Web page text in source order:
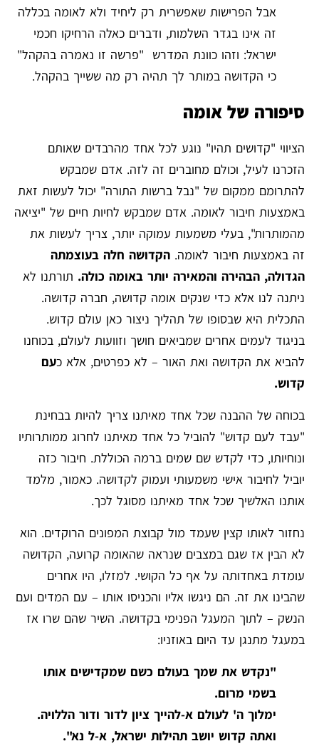
אבל הפרישות שאפשרית רק ליחיד ולא לאומה בכללה
זה אינו בגדר השלמות, ודברים כאלה הרחיקו חכמי
ישראל: וזהו כוונת המדרש "פרשה זו נאמרה בהקהל"
כי הקדושה במותר לך תהיה רק מה ששייך בהקהל.
סיפורה של אומה
הציווי "קדושים תהיו" נוגע לכל אחד מהרבדים שאותם
הזכרנו לעיל, וכולם מחוברים זה לזה. אדם שמבקש
להתרומם ממקום של "נבל ברשות התורה" יכול לעשות זאת
באמצעות חיבור לאומה. אדם שמבקש לחיות חיים של "יציאה
מהמותרות", בעלי משמעות עמוקה יותר, צריך לעשות את
זה באמצעות חיבור לאומה. הקדושה חלה בעוצמתה
הגדולה, הבהירה והמאירה יותר באומה כולה. תורתנו לא
ניתנה לנו אלא כדי שנקים אומה קדושה, חברה קדושה.
התכלית היא שבסופו של תהליך ניצור כאן עולם קדוש.
בניגוד לעמים אחרים שמביאים חושך וזוועות לעולם, בכוחנו
להביא את הקדושה ואת האור – לא כפרטים, אלא כעם
קדוש.
בכוחה של ההבנה שכל אחד מאיתנו צריך להיות בבחינת
"עבד לעם קדוש" להוביל כל אחד מאיתנו לחרוג ממותרותיו
ונוחיותו, כדי לקדש שם שמים ברמה הכוללת. חיבור כזה
יוביל לחיבור אישי משמעותי ועמוק לקדושה. כאמור, מלמד
אותנו האלשיך שכל אחד מאיתנו מסוגל לכך.
נחזור לאותו קצין שעמד מול קבוצת המפונים הרוקדים. הוא
לא הבין אז שגם במצבים שנראה שהאומה קרועה, הקדושה
עומדת באחדותה על אף כל הקושי. למזלו, היו אחרים
שהבינו את זה. הם ניגשו אליו והכניסו אותו – עם המדים ועם
הנשק – לתוך המעגל הפנימי בקדושה. השיר שהם שרו אז
במעגל מתנגן עד היום באוזניו:
"נקדש את שמך בעולם כשם שמקדישים אותו
בשמי מרום.
ימלוך ה' לעולם א-להייך ציון לדור ודור הללויה.
ואתה קדוש יושב תהילות ישראל, א-ל נא".